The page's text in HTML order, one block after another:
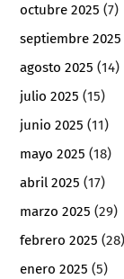
octubre 2025 (7)
septiembre 2025
agosto 2025 (14)
julio 2025 (15)
junio 2025 (11)
mayo 2025 (18)
abril 2025 (17)
marzo 2025 (29)
febrero 2025 (28)
enero 2025 (5)